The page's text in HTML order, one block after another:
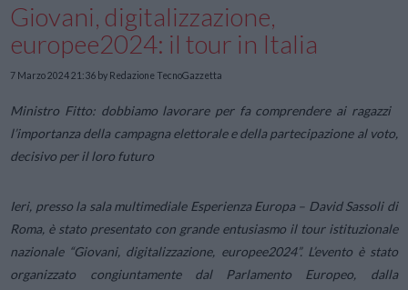
Giovani, digitalizzazione,
europee2024: il tour in Italia
7 Marzo 2024 21:36 by Redazione TecnoGazzetta
Ministro Fitto: dobbiamo lavorare per fa comprendere ai ragazzi
l’importanza della campagna elettorale e della partecipazione al voto,
decisivo per il loro futuro
Ieri, presso la sala multimediale Esperienza Europa – David Sassoli di
Roma, è stato presentato con grande entusiasmo il tour istituzionale
nazionale “Giovani, digitalizzazione, europee2024”. L’evento è stato
organizzato congiuntamente dal Parlamento Europeo, dalla